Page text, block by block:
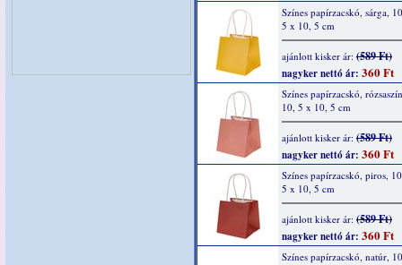
Színes papírzacskó, sárga,
5 x 10, 5 cm
ajánlott kisker ár: (589 Ft)
nagyker nettó ár: 360 Ft
Színes papírzacskó,
10, 5 x 10, 5 cm
ajánlott kisker ár: (589 Ft)
nagyker nettó ár: 360 Ft
Színes papírzacskó, piros,
5 x 10, 5 cm
ajánlott kisker ár: (589 Ft)
nagyker nettó ár: 360 Ft
Színes papírzacskó, natúr,